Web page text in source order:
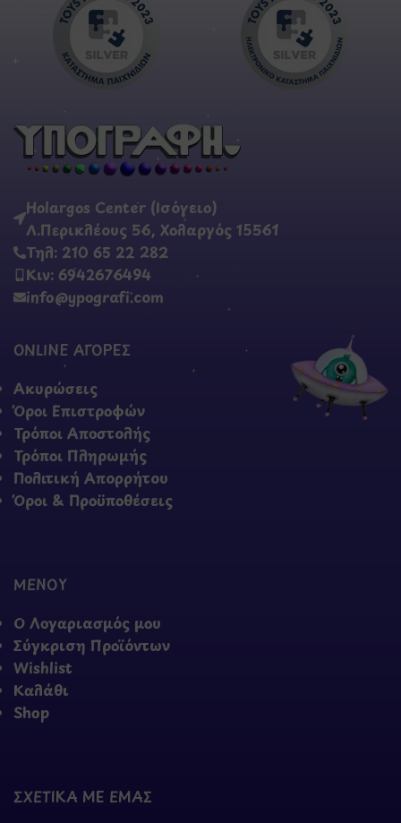
Holargos Center (Ισόγειο)
Λ.Περικλέους 56, Χολαργός 15561
Τηλ: 210 65 22 282
Κιν: 6942676494
info@ypografi.com
ONLINE ΑΓΟΡΕΣ
Ακυρώσεις
Όροι Επιστροφών
Τρόποι Αποστολής
Τρόποι Πληρωμής
Πολιτική Απορρήτου
Όροι & Προϋποθέσεις
ΜΕΝΟΥ
Ο Λογαριασμός μου
Σύγκριση Προϊόντων
Wishlist
Καλάθι
Shop
ΣΧΕΤΙΚΑ ΜΕ ΕΜΑΣ